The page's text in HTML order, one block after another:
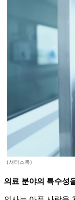
(셔터스톡)
의료 분야의 특수성